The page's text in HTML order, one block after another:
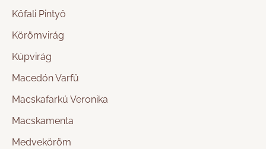
Kőfali Pintyő
Körömvirág
Kúpvirág
Macedón Varfű
Macskafarkú Veronika
Macskamenta
Medveköröm